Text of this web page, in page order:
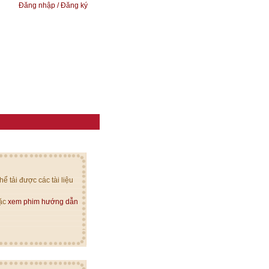
Đăng nhập / Đăng ký
tải được các tài liệu
xem phim hướng dẫn